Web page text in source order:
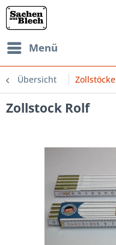
Menü
Übersicht Zollstöcke
Zollstock Rolf